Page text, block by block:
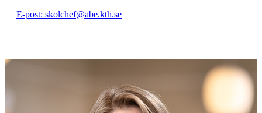
E-post: skolchef@abe.kth.se